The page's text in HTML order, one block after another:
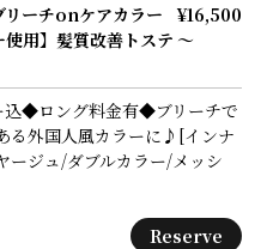
ーチonケアカラー
使用】髪質改善トステ
¥16,500
～
込◆ロング料金有◆ブリーチで
る外国人風カラーに♪[インナ
ージュ/ダブルカラー/メッシ
Reserve